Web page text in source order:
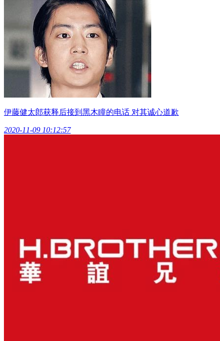
伊藤健太郎获释后接到黑木瞳的电话 对其诚心道歉
2020-11-09 10:12:57